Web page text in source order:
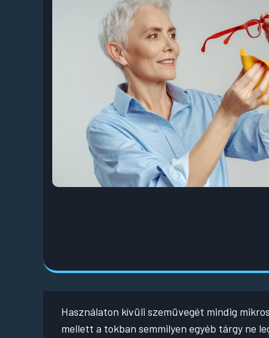
Használaton kívüli szemüvegét mindig
mellett a tokban semmilyen egyéb tárgy ne